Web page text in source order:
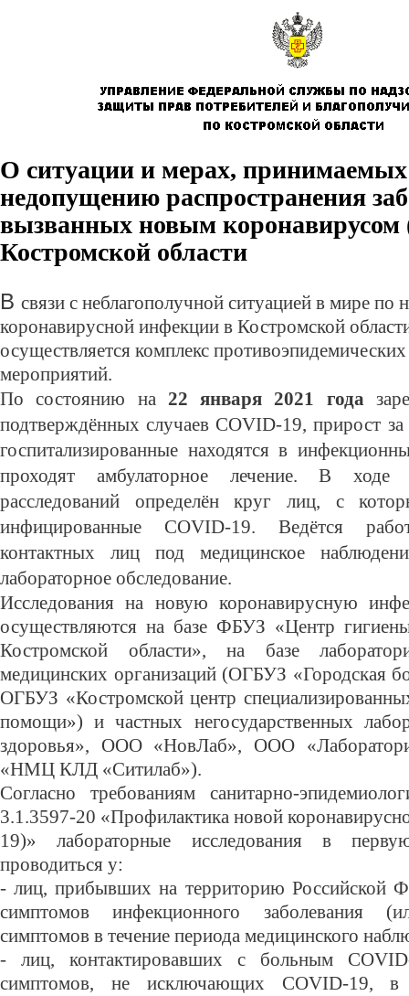
О ситуации и мерах,
недопущению распространения
вызванных новым коронавирусом
Костромской области
В связи с неблагополучной ситуацией в мире по
коронавирусной инфекции в Костромской
осуществляется комплекс
мероприятий.
По состоянию на 22 января 2021 года
подтверждённых случаев COVID-19, прирост
госпитализированные находятся в
проходят амбулаторное лечение. В ходе
расследований определён круг лиц, с
инфицированные COVID-19. Ведётся
контактных лиц под медицинское
лабораторное обследование.
Исследования на новую коронавирусную
осуществляются на базе ФБУЗ «Центр
Костромской области», на базе
медицинских организаций (ОГБУЗ «Городская
ОГБУЗ «Костромской центр
помощи») и частных негосударственных
здоровья», ООО «НовЛаб», ООО
«НМЦ КЛД «Ситилаб»).
Согласно требованиям санитарно-
3.1.3597-20 «Профилактика новой
19)» лабораторные исследования в
проводиться у:
- лиц, прибывших на территорию Российской
симптомов инфекционного заболевания
симптомов в течение периода медицинского
- лиц, контактировавших с больным
симптомов, не исключающих COVID-19, в